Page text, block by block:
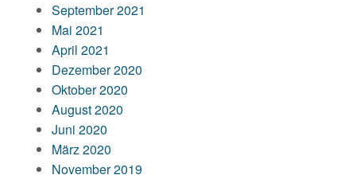
September 2021
Mai 2021
April 2021
Dezember 2020
Oktober 2020
August 2020
Juni 2020
März 2020
November 2019